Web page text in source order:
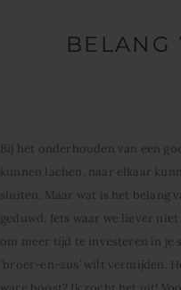
BELANG
Bij het onderhouden van een
kunnen lachen, naar elkaar
sluiten. Maar wat is het belang
geduwd. Iets waar we liever
om meer tijd te investeren in je
‘broer-en-zus’ wilt vermijden.